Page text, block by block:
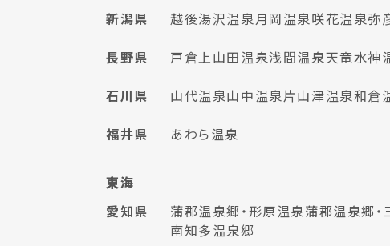
新潟県
越後湯沢温泉月岡温泉咲花温泉弥
長野県
戸倉上山田温泉浅間温泉天竜水神
石川県
山代温泉山中温泉片山津温泉和倉
福井県
あわら温泉
東海
愛知県
蒲郡温泉郷・形原温泉蒲郡温泉郷・
南知多温泉郷